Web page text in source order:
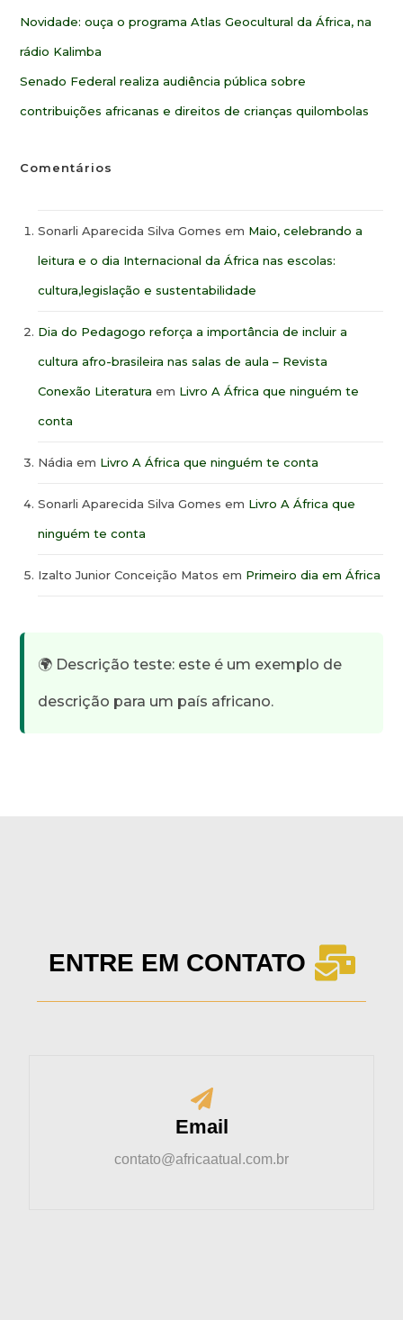
Novidade: ouça o programa Atlas Geocultural da África, na
rádio Kalimba
Senado Federal realiza audiência pública sobre
contribuições africanas e direitos de crianças quilombolas
Comentários
Sonarli Aparecida Silva Gomes em Maio, celebrando a
leitura e o dia Internacional da África nas escolas:
cultura,legislação e sustentabilidade
Dia do Pedagogo reforça a importância de incluir a
cultura afro-brasileira nas salas de aula – Revista
Conexão Literatura em Livro A África que ninguém te
conta
Nádia em Livro A África que ninguém te conta
Sonarli Aparecida Silva Gomes em Livro A África que
ninguém te conta
Izalto Junior Conceição Matos em Primeiro dia em África
🌍 Descrição teste: este é um exemplo de
descrição para um país africano.
ENTRE EM CONTATO
Email
contato@africaatual.com.br